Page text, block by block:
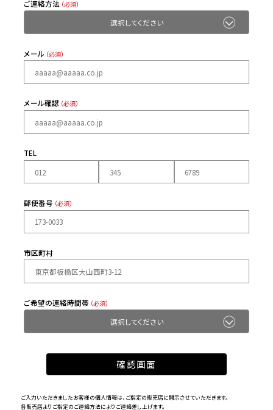
ご連絡方法 （必須）
メール （必須）
メール確認 （必須）
TEL
郵便番号 （必須）
市区町村
ご希望の連絡時間帯 （必須）
ご入力いただきましたお客様の個人情報は、ご指定の販売店に開示させていただきます。
各販売店よりご指定のご連絡方法によりご連絡差し上げます。